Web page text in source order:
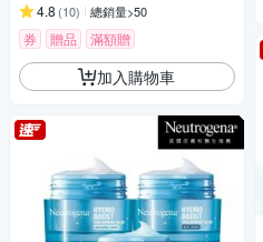
4.8 (10) 總銷量>50
券 贈品 滿額贈
加入購物車